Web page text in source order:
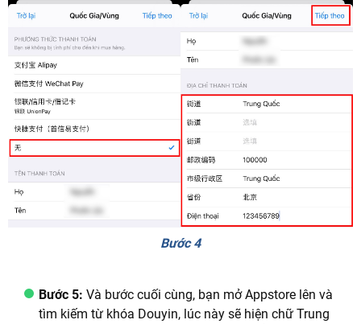
Bước 4
Bước 5: Và bước cuối cùng, bạn mở Appstore lên và
tìm kiếm từ khóa Douyin, lúc này sẽ hiện chữ Trung